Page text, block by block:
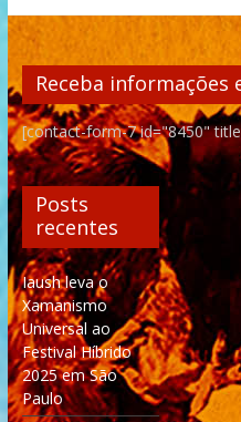
Receba informações
[contact-form-7 id="8450"
Posts
recentes
Iaush leva o
Xamanismo
Universal ao
Festival Híbrido
2025 em São
Paulo